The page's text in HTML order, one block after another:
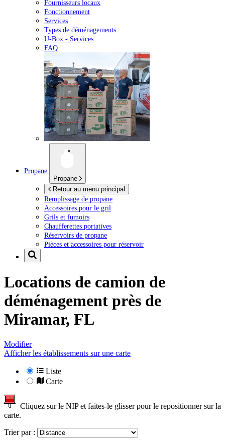
Fournisseurs locaux
Fonctionnement
Services
Types de déménagements
U-Box - Services
FAQ
Propane
Propane
Retour au menu principal
Remplissage de propane
Accessoires pour le gril
Grils et fumoirs
Chaufferettes portatives
Réservoirs de propane
Pièces et accessoires pour réservoir
Locations de camion de
déménagement près de
Miramar, FL
Modifier
Afficher les établissements sur une carte
Liste
Carte
Cliquez sur le NIP et faites-le glisser pour le repositionner sur la
carte.
Trier par :